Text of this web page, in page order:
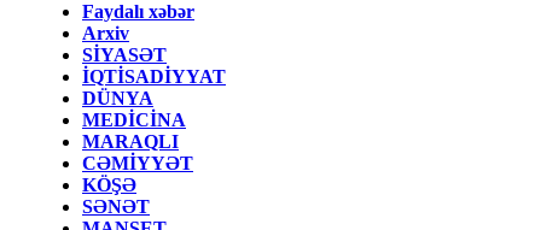
Faydalı xəbər
Arxiv
SİYASƏT
İQTİSADİYYAT
DÜNYA
MEDİCİNA
MARAQLI
CƏMİYYƏT
KÖŞƏ
SƏNƏT